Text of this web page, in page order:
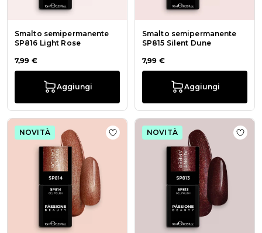
Smalto semipermanente
SP816 Light Rose
7,99 €
Aggiungi
Smalto semipermanente
SP815 Silent Dune
7,99 €
Aggiungi
NOVITÀ Aggiungi alla wishlist Smalto
NOVITÀ